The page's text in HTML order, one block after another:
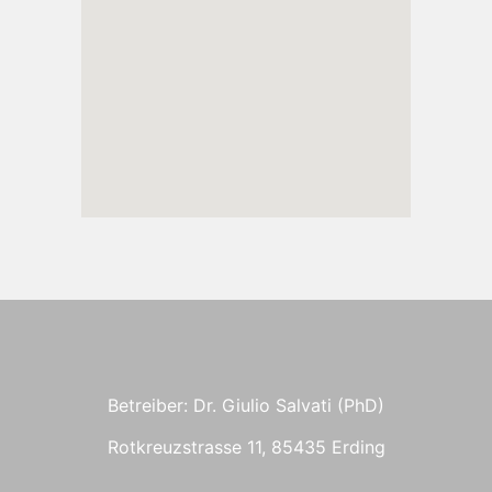
Betreiber: Dr. Giulio Salvati (PhD)
Rotkreuzstrasse 11, 85435 Erding